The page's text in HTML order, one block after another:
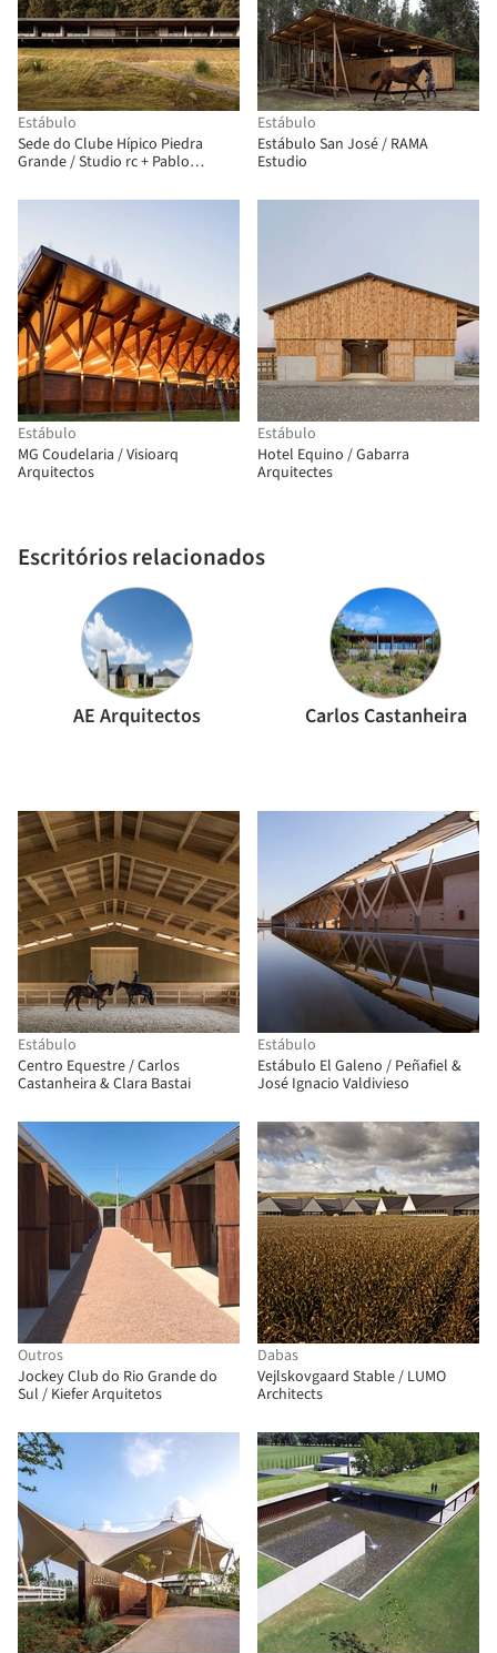
Estábulo
Sede do Clube Hípico Piedra
Grande / Studio rc + Pablo
Estábulo
Estábulo San José / RAMA
Estudio
Estábulo
MG Coudelaria / Visioarq
Arquitectos
Escritórios relacionados
AE Arquitectos Carlos Castanheira
Estábulo
Hotel Equino / Gabarra
Arquitectes
Estábulo
Centro Equestre / Carlos
Castanheira & Clara Bastai
Estábulo
Estábulo El Galeno / Peñafiel &
José Ignacio Valdivieso
Outros
Jockey Club do Rio Grande do
Sul / Kiefer Arquitetos
Dabas
Vejlskovgaard Stable / LUMO
Architects